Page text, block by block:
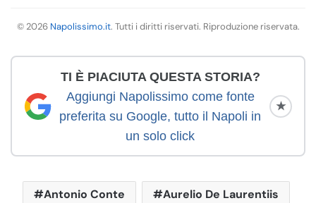
© 2026 Napolissimo.it. Tutti i diritti riservati. Riproduzione riservata.
TI È PIACIUTA QUESTA STORIA?
Aggiungi Napolissimo come fonte
preferita su Google, tutto il Napoli in
un solo click
★
Antonio Conte Aurelio De Laurentiis